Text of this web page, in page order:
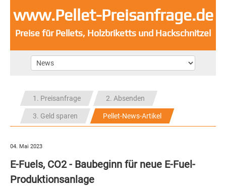
www.Pellet-Preisanfrage.de
Preise für Pellets, Holzbriketts und Hackschnitzel
1. Preisanfrage 2. Absenden
3. Geld sparen Pellet-News-Artikel
04. Mai 2023
E-Fuels, CO2 - Baubeginn für neue E-Fuel-
Produktionsanlage